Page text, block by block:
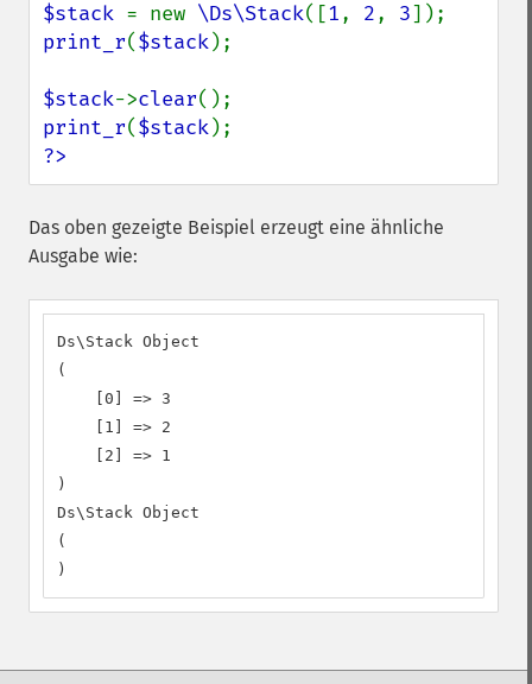
$stack = new \Ds\Stack([1, 2, 3
print_r($stack);
$stack->clear
print_r($stack
?>
Das oben gezeigte Beispiel erzeugt eine ähnliche
Ausgabe wie:
Ds\Stack Object
(
    [0] => 3
    [1] => 2
    [2] => 1
)
Ds\Stack Object
(
)